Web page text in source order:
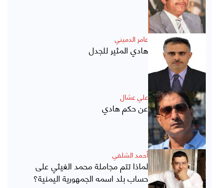
عامر الدميني
هادي المثير للجدل
علي عشال
عن حكم هادي
أحمد الشلفي
لماذا تتم مجاملة محمد الغيثي على
حساب بلد اسمه الجمهورية اليمنية؟